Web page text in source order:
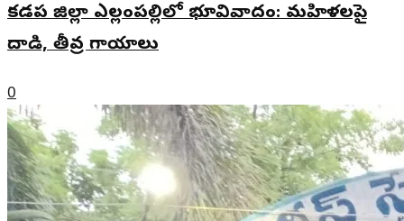
కడప జిల్లా ఎల్లంపల్లిలో భూవివాదం: మహిళలపై
దాడి, తీవ్ర గాయాలు
0